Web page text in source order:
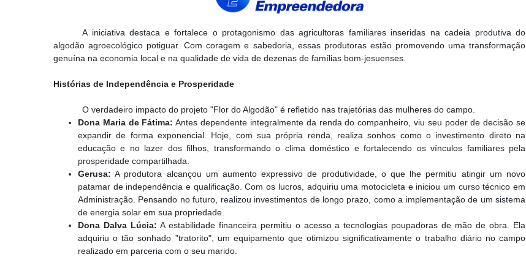
A iniciativa destaca e fortalece o protagonismo das agricultoras familiares inseridas na cadeia produtiva do
algodão agroecológico potiguar. Com coragem e sabedoria, essas produtoras estão promovendo uma transformação
genuína na economia local e na qualidade de vida de dezenas de famílias bom-jesuenses.
Histórias de Independência e Prosperidade
O verdadeiro impacto do projeto "Flor do Algodão" é refletido nas trajetórias das mulheres do campo.
Dona Maria de Fátima: Antes dependente integralmente da renda do companheiro, viu seu poder de decisão se
expandir de forma exponencial. Hoje, com sua própria renda, realiza sonhos como o investimento direto na
educação e no lazer dos filhos, transformando o clima doméstico e fortalecendo os vínculos familiares pela
prosperidade compartilhada.
Gerusa: A produtora alcançou um aumento expressivo de produtividade, o que lhe permitiu atingir um novo
patamar de independência e qualificação. Com os lucros, adquiriu uma motocicleta e iniciou um curso técnico em
Administração. Pensando no futuro, realizou investimentos de longo prazo, como a implementação de um sistema
de energia solar em sua propriedade.
Dona Dalva Lúcia: A estabilidade financeira permitiu o acesso a tecnologias poupadoras de mão de obra. Ela
adquiriu o tão sonhado "tratorito", um equipamento que otimizou significativamente o trabalho diário no campo
realizado em parceria com o seu marido.